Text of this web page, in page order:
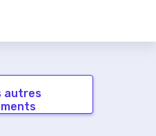
autres